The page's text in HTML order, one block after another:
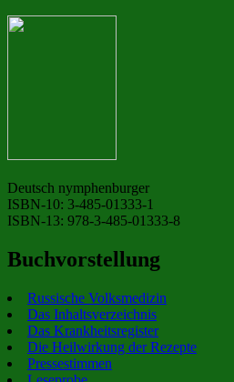
Deutsch nymphenburger
ISBN-10: 3-485-01333-1
ISBN-13: 978-3-485-01333-8
Buchvorstellung
Russische Volksmedizin
Das Inhaltsverzeichnis
Das Krankheitsregister
Die Heilwirkung der Rezepte
Pressestimmen